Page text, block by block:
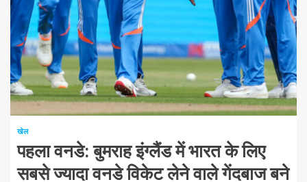
1 न्यूनतम पढ़ा
खेल
पहला वनडे: बुमराह इंग्लैंड में भारत के लिए
सबसे ज्यादा वनडे विकेट लेने वाले गेंदबाज बने